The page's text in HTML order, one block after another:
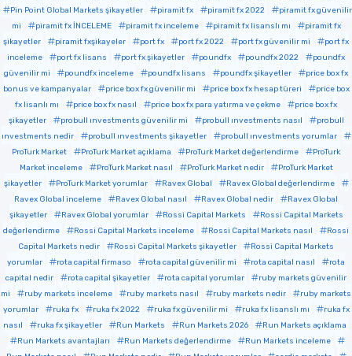
Pin Point Global Markets şikayetler
piramit fx piramit fx 2022
piramit fx güvenilir
mi
piramit fx İNCELEME piramit fx inceleme piramit fx lisanslı mı
piramit fx
şikayetler
piramit fxşikayeler port fx port fx 2022 port fx güvenilir mi
port fx
inceleme
port fx lisans port fx şikayetler poundfx poundfx 2022
poundfx
güvenilir mi
poundfx inceleme poundfx lisans poundfx şikayetler
price box fx
bonus ve kampanyalar
price box fx güvenilir mi price box fx hesap türeri
price box
fx lisanlı mı
price box fx nasıl price box fx para yatırma ve çekme
price box fx
şikayetler
probull ınvestments güvenilir mi probull ınvestments nasıl
probull
ınvestments nedir
probull ınvestments şikayetler
probull ınvestments yorumlar
ProTurk Market
ProTurk Market açıklama ProTurk Market değerlendirme
ProTurk
Market inceleme
ProTurk Market nasıl ProTurk Market nedir
ProTurk Market
şikayetler
ProTurk Market yorumlar Ravex Global
Ravex Global değerlendirme
Ravex Global inceleme
Ravex Global nasıl Ravex Global nedir
Ravex Global
şikayetler
Ravex Global yorumlar Rossi Capital Markets
Rossi Capital Markets
değerlendirme
Rossi Capital Markets inceleme Rossi Capital Markets nasıl
Rossi
Capital Markets nedir
Rossi Capital Markets şikayetler
Rossi Capital Markets
yorumlar
rota capital firmaso rota capital güvenilir mi rota capital nasıl
rota
capital nedir
rota capital şikayetler rota capital yorumlar
ruby markets güvenilir
mi
ruby markets inceleme ruby markets nasıl ruby markets nedir
ruby markets
yorumlar
ruka fx ruka fx 2022 ruka fx güvenilir mi ruka fx lisanslı mı
ruka fx
nasıl
ruka fx şikayetler Run Markets Run Markets 2026
Run Markets açıklama
Run Markets avantajları
Run Markets değerlendirme
Run Markets inceleme